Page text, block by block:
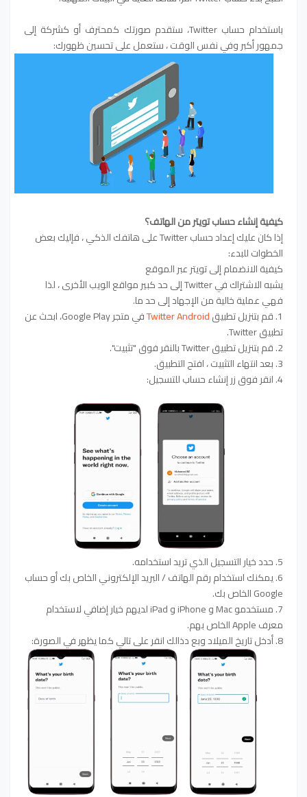
باستخدام حساب Twitter، ستقدم صورتك كمحترف أو كشركة إلى
جمهور أكبر وفي نفس الوقت ، ستعمل على تحسين ظهورك:
كيفية إنشاء حساب تويتر من الهاتف؟
إذا كان عليك إعداد حساب Twitter على هاتفك الذكي ، فإليك بعض
الخطوات للبدء:
كيفية الانضمام إلى تويتر عبر الموقع
يشبه الاشتراك في Twitter إلى حد كبير مواقع الويب الأخرى ، لذا
فهي عملية خالية من الإجهاد إلى حد ما.
1. قم بتنزيل تطبيق
Twitter Android
في متجر Google Play، ابحث عن
تطبيق Twitter.
2. قم بتنزيل تطبيق Twitter بالنقر فوق "تثبيت".
3. بعد انتهاء التثبيت ، افتح التطبيق.
4. انقر فوق زر إنشاء حساب للتسجيل:
5. حدد خيار التسجيل الذي تريد استخدامه.
6. يمكنك استخدام رقم الهاتف / البريد الإلكتروني الخاص بك أو حساب
Google الخاص بك.
7. مستخدمو Mac و iPhone و iPad لديهم خيار إضافي لاستخدام
معرف Apple الخاص بهم.
8. أدخل تاريخ الميلاد وبع دذالك انقر على تالي كما يظهر في الصورة: